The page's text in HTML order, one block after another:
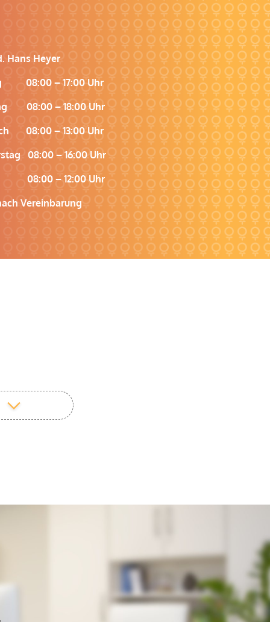
Hans Heyer
08:00 – 17:00 Uhr
08:00 – 18:00 Uhr
08:00 – 13:00 Uhr
08:00 – 16:00 Uhr
08:00 – 12:00 Uhr
Vereinbarung
Ich stimme zu, dass meine persönlich
angegebenen Daten zur zweckgebundenen
Beantwortung meiner Anfrage erhoben und